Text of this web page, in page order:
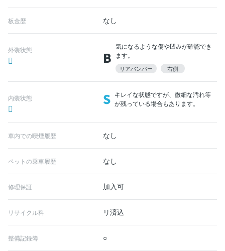
板金歴 なし
外装状態 B
気になるような傷や凹みが確認でき
ます。
リアバンパー 右側
内装状態 S キレイな状態ですが、微細な汚れ等
が残っている場合もあります。
車内での喫煙履歴 なし
ペットの乗車履歴 なし
修理保証 加入可
リサイクル料 リ済込
整備記録簿 ○